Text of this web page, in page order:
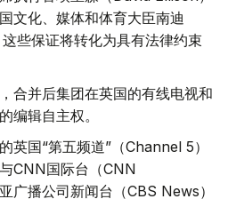
文化、媒体和体育大臣南迪
些保证将转化为具有法律约束
合并后集团在英国的有线电视和
编辑自主权。
英国“第五频道”（Channel 5）
CNN国际台（CNN
广播公司新闻台（CBS News）